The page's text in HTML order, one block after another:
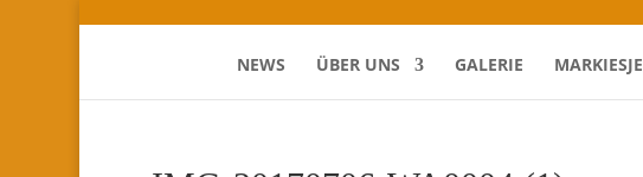
NEWS ÜBER UNS GALERIE MARKIESJE